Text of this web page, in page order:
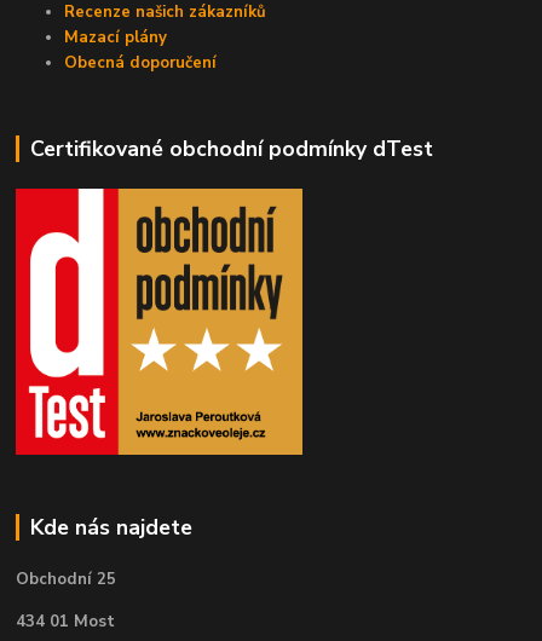
Recenze našich zákazníků
Mazací plány
Obecná doporučení
Certifikované obchodní podmínky dTest
Kde nás najdete
Obchodní 25
434 01 Most